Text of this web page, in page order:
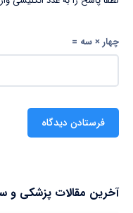
چهار × سه =
آخرین مقالات پزشکی و